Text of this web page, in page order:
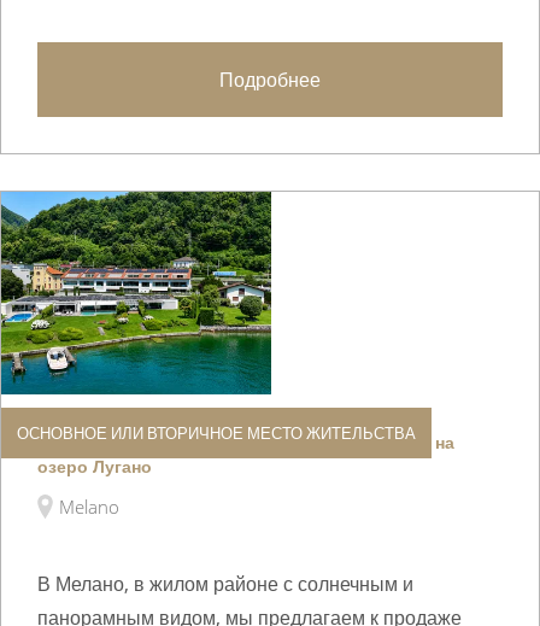
Подробнее
ОСНОВНОЕ ИЛИ ВТОРИЧНОЕ МЕСТО ЖИТЕЛЬСТВА
Изысканная квартира с великолепным видом на
озеро Лугано
Melano
В Мелано, в жилом районе с солнечным и
панорамным видом, мы предлагаем к продаже